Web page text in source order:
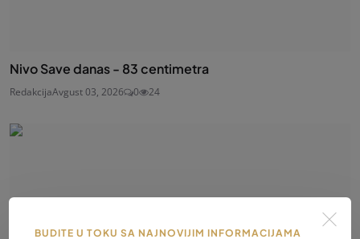
Nivo Save danas - 83 centimetra
RedakcijaAvgust 03, 2026 0 24
BUDITE U TOKU SA NAJNOVIJIM INFORMACIJAMA